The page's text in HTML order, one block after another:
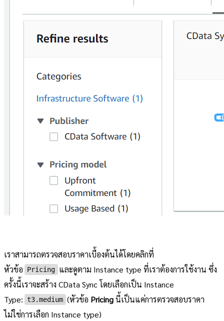
เราสามารถตรวจสอบราคาเบื้องต้นได้โดยคลิกที่
หัวข้อ
Pricing และดูตาม Instance type ที่เราต้องการใช้งาน ซึ่ง
ครั้งนี้เราจะสร้าง CData Sync โดยเลือกเป็น Instance
Type: t3.medium (หัวข้อ Pricingนี้เป็นแค่การตรวจสอบราคา
ไม่ใช่การเลือก Instance type)